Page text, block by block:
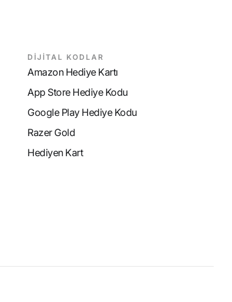
DİJİTAL KODLAR
Amazon Hediye Kartı
App Store Hediye Kodu
Google Play Hediye Kodu
Razer Gold
Hediyen Kart